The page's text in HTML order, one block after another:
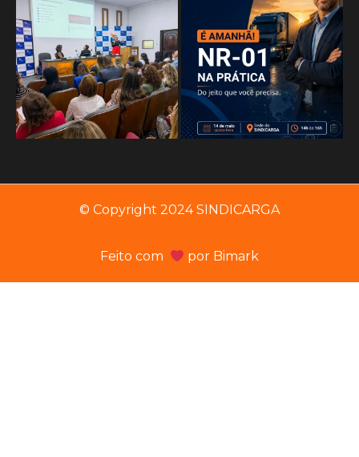
© Copyright 2024 SINDICARGA
Feito com por Bimark